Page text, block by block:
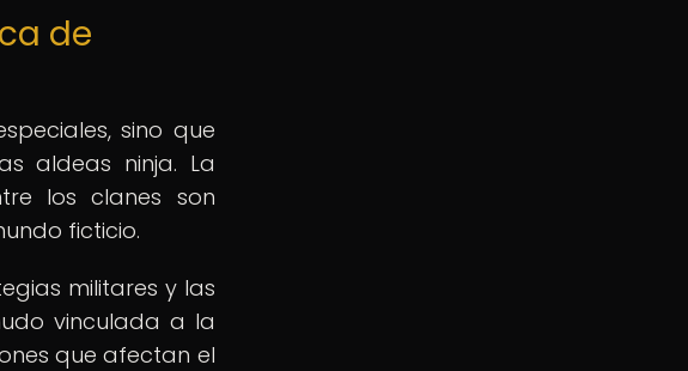
de
sino que
aldeas ninja. La
los clanes son
ficticio.
militares y las
vinculada a la
que afectan el